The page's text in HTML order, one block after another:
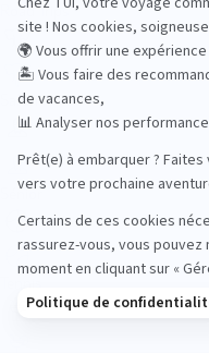
Road Trips
Safari
Sénior